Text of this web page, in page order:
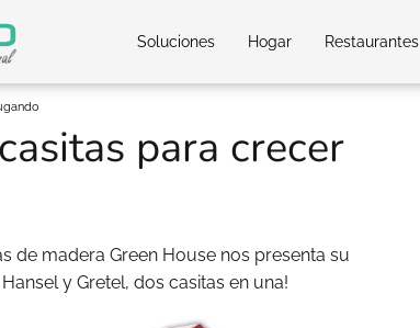
Soluciones Hogar Restaurantes
para crecer
de madera Green House nos presenta su
Hansel y Gretel, dos casitas en una!